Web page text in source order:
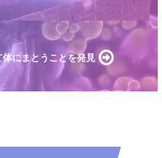
にまとうことを発見